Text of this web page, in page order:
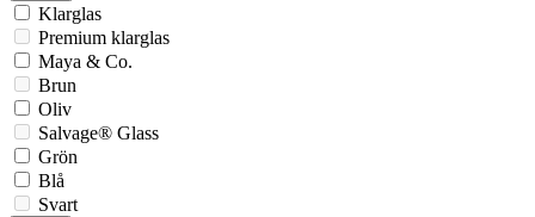
Klarglas
Premium klarglas
Maya & Co.
Brun
Oliv
Salvage® Glass
Grön
Blå
Svart